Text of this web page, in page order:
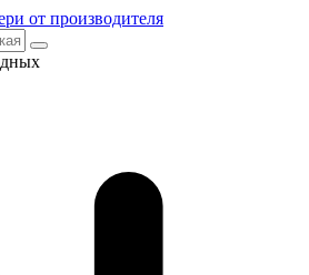
от производителя